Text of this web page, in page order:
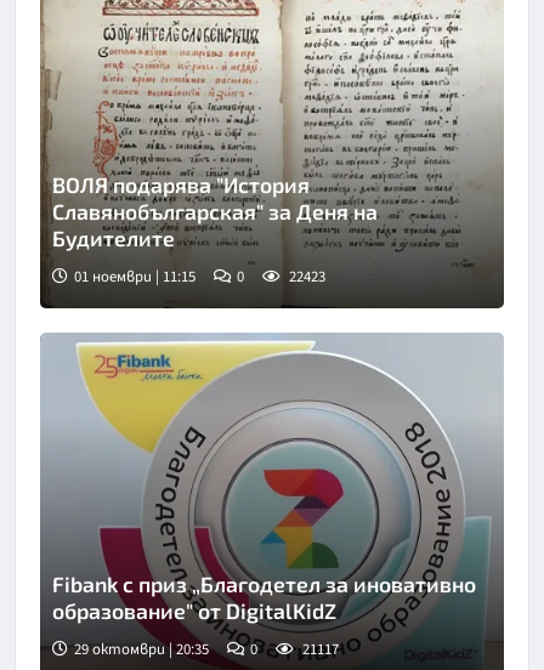
ВОЛЯ подарява "История
Славянобългарская" за Деня на
Будителите
01 ноември | 11:15 0 22423
Fibank с приз „Благодетел за иновативно
образование" от DigitalKidZ
29 октомври | 20:35 0 21117